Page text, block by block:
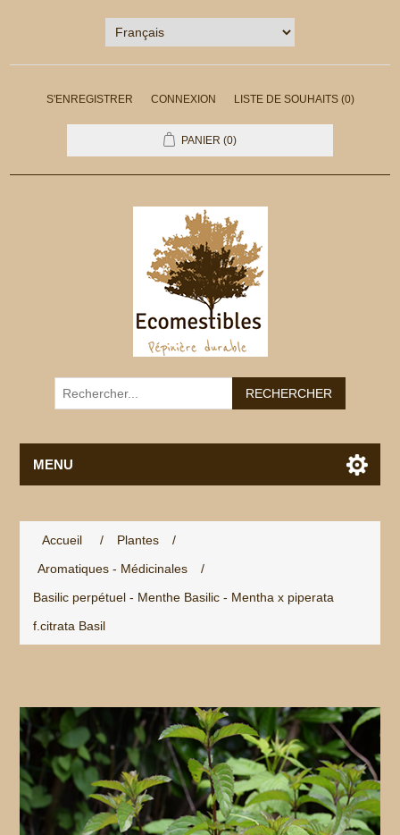
S'ENREGISTRER CONNEXION LISTE DE SOUHAITS (0)
PANIER (0)
MENU
Accueil / Plantes
/
Aromatiques - Médicinales
/
Basilic perpétuel - Menthe Basilic - Mentha x piperata
f.citrata Basil